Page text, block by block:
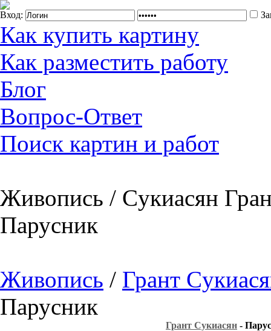
Вход:
Как купить картину
Как разместить работу
Блог
Вопрос-Ответ
Поиск картин и работ
Живопись / Cукиасян
Парусник
Живопись / Грант
Парусник
Грант Cукиасян -